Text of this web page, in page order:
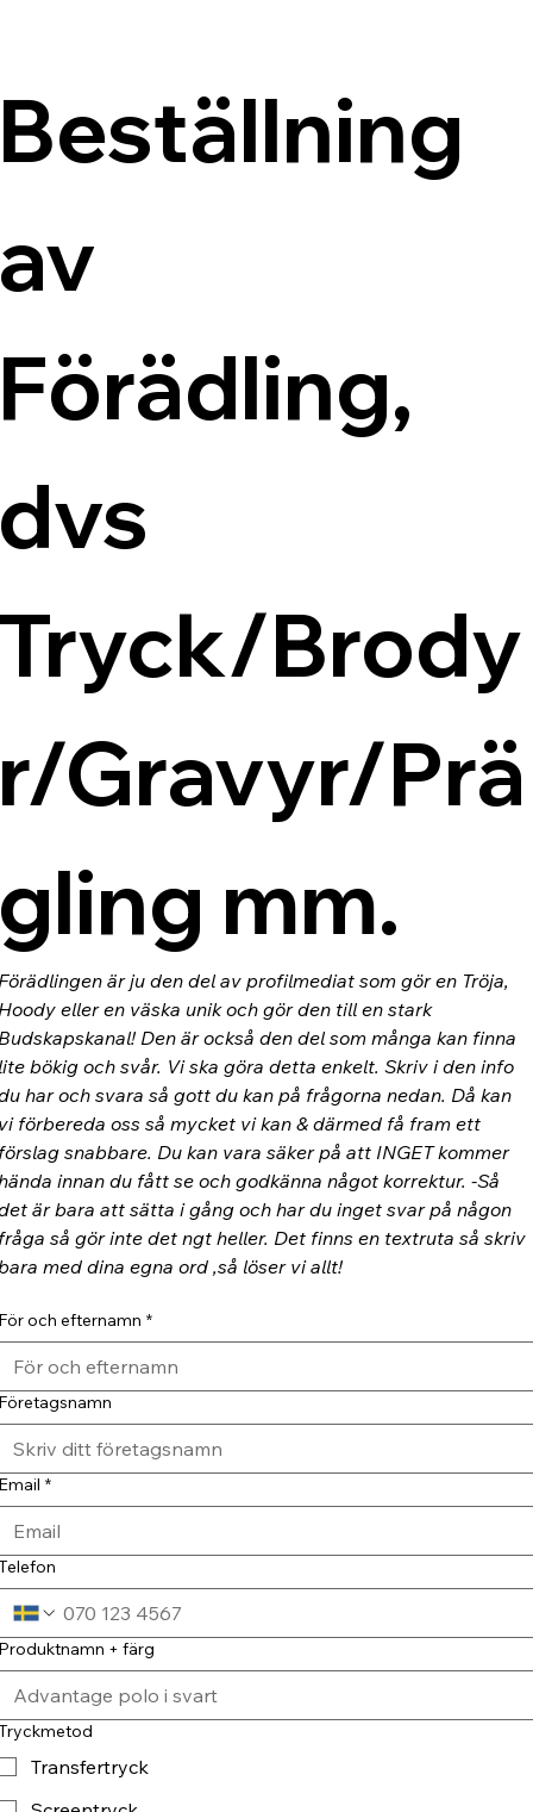
Brody
Gravyr/Prä
mm.
är ju den del av profilmediat som gör en Tröja,
eller en väska unik och gör den till en stark
Den är också den del som många kan finna
bökig och svår. Vi ska göra detta enkelt. Skriv i den info
har och svara så gott du kan på frågorna nedan. Då kan
förbereda oss så mycket vi kan & därmed få fram ett
snabbare. Du kan vara säker på att INGET kommer
innan du fått se och godkänna något korrektur. -Så
är bara att sätta i gång och har du inget svar på någon
så gör inte det ngt heller. Det finns en textruta så skriv
med dina egna ord ,så löser vi allt!
och efternamn *
*
+ färg
Transfertryck